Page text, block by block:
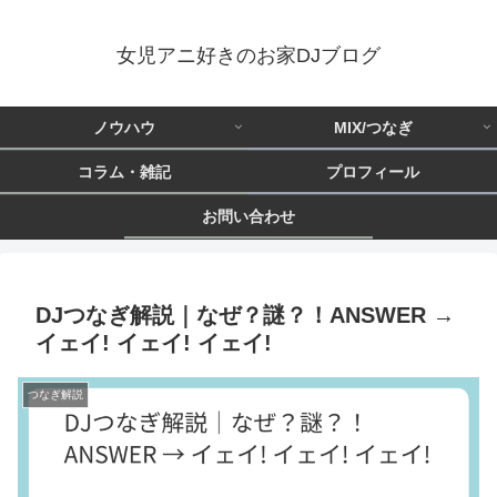
女児アニ好きのお家DJブログ
ノウハウ MIX/つなぎ
コラム・雑記 プロフィール
お問い合わせ
DJつなぎ解説｜なぜ？謎？！ANSWER →
イェイ! イェイ! イェイ!
つなぎ解説